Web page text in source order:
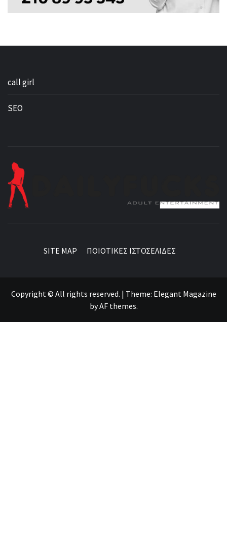
call girl
SEO
SITE MAP ΠΟΙΟΤΙΚΕΣ ΙΣΤΟΣΕΛΙΔΕΣ
Copyright © All rights reserved. | Theme: Elegant Magazine
byAF themes.